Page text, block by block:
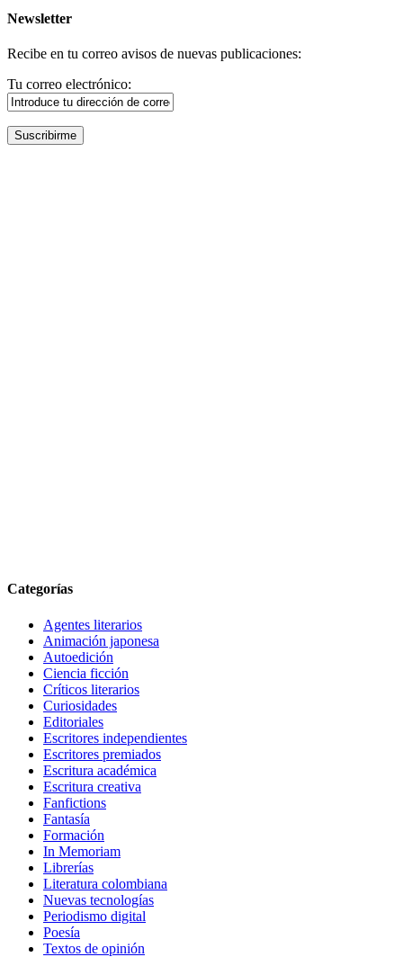
Newsletter
Recibe en tu correo avisos de nuevas publicaciones:
Tu correo electrónico:
Categorías
Agentes literarios
Animación japonesa
Autoedición
Ciencia ficción
Críticos literarios
Curiosidades
Editoriales
Escritores independientes
Escritores premiados
Escritura académica
Escritura creativa
Fanfictions
Fantasía
Formación
In Memoriam
Librerías
Literatura colombiana
Nuevas tecnologías
Periodismo digital
Poesía
Textos de opinión